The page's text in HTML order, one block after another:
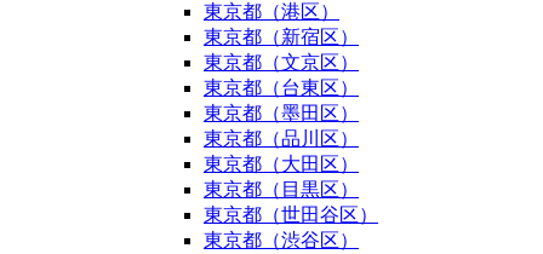
東京都（港区）
東京都（新宿区）
東京都（文京区）
東京都（台東区）
東京都（墨田区）
東京都（品川区）
東京都（大田区）
東京都（目黒区）
東京都（世田谷区）
東京都（渋谷区）